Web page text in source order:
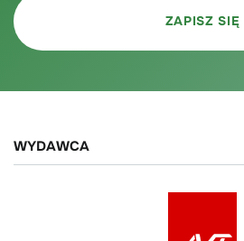
WYDAWCA